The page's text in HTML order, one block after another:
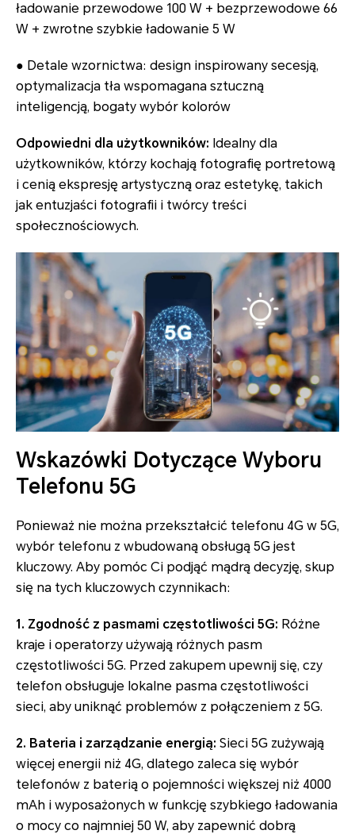
ładowanie przewodowe 100 W + bezprzewodowe 66
W + zwrotne szybkie ładowanie 5 W
● Detale wzornictwa: design inspirowany secesją,
optymalizacja tła wspomagana sztuczną
inteligencją, bogaty wybór kolorów
Odpowiedni dla użytkowników: Idealny dla
użytkowników, którzy kochają fotografię portretową
i cenią ekspresję artystyczną oraz estetykę, takich
jak entuzjaści fotografii i twórcy treści
społecznościowych.
Wskazówki Dotyczące Wyboru
Telefonu 5G
Ponieważ nie można przekształcić telefonu 4G w 5G,
wybór telefonu z wbudowaną obsługą 5G jest
kluczowy. Aby pomóc Ci podjąć mądrą decyzję, skup
się na tych kluczowych czynnikach:
1. Zgodność z pasmami częstotliwości 5G: Różne
kraje i operatorzy używają różnych pasm
częstotliwości 5G. Przed zakupem upewnij się, czy
telefon obsługuje lokalne pasma częstotliwości
sieci, aby uniknąć problemów z połączeniem z 5G.
2. Bateria i zarządzanie energią: Sieci 5G zużywają
więcej energii niż 4G, dlatego zaleca się wybór
telefonów z baterią o pojemności większej niż 4000
mAh i wyposażonych w funkcję szybkiego ładowania
o mocy co najmniej 50 W, aby zapewnić dobrą